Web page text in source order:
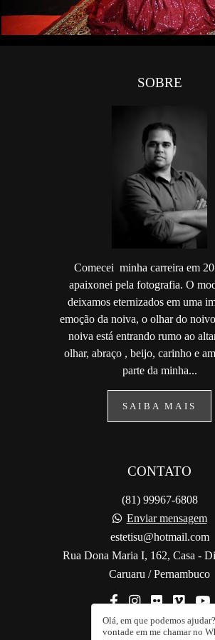
SOBRE
Comecei minha carreira em
apaixonei pela fotografia. O
deixamos eternizados em uma
emoção da noiva, o olhar do
noiva está entrando rumo ao
olhar, abraço , beijo, carinho e
parte da minha...
SAIBA MAIS
CONTATO
(81) 99967-6808
Enviar mensagem
estetisu@hotmail.com
Rua Dona Maria I, 162, Casa -
Caruaru / Pernambuco
Olá, em que podemos
vontade em me chamar no